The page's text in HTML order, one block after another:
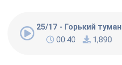
25/17 - Горький туман
00:40
1,890